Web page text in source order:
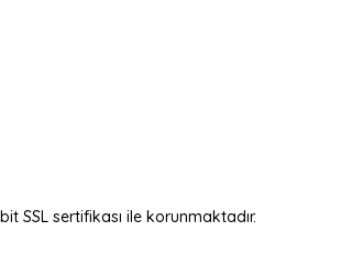
SSL sertifikası ile korunmaktadır.